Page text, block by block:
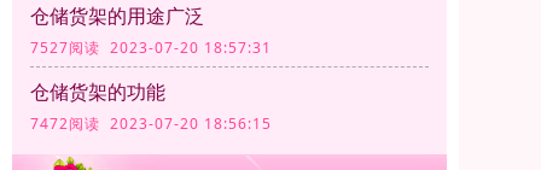
仓储货架的用途广泛
7527阅读 2023-07-20 18:57:31
仓储货架的功能
7472阅读 2023-07-20 18:56:15